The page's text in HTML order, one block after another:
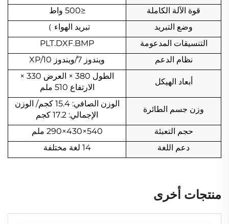
قوة الآلة الكاملة
≤500 واط
وضع التبريد
تبريد الهواء ）
التنسيقات المدعومة
PLT.DXF.BMP
نظام الدعم
ويندوز 7/ويندوز 10/XP
أبعاد الهيكل
الطول 380 × العرض 330 ×
الارتفاع 510 ملم
وزن جسم الطائرة
الوزن الصافي: 15.4 كجم/ الوزن
الإجمالي: 17.2 كجم
حجم التعبئة
540×430×290 ملم
دعم اللغة
14 لغة مختلفة
منتجات أخرى